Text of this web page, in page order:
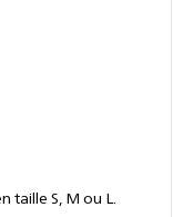
S, M ou L.